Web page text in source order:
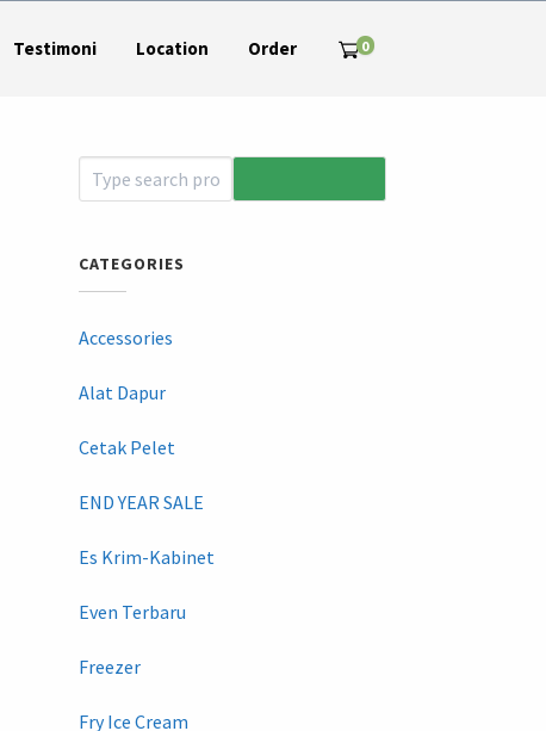
Testimoni Location Order 0
CATEGORIES
Accessories
Alat Dapur
Cetak Pelet
END YEAR SALE
Es Krim-Kabinet
Even Terbaru
Freezer
Fry Ice Cream